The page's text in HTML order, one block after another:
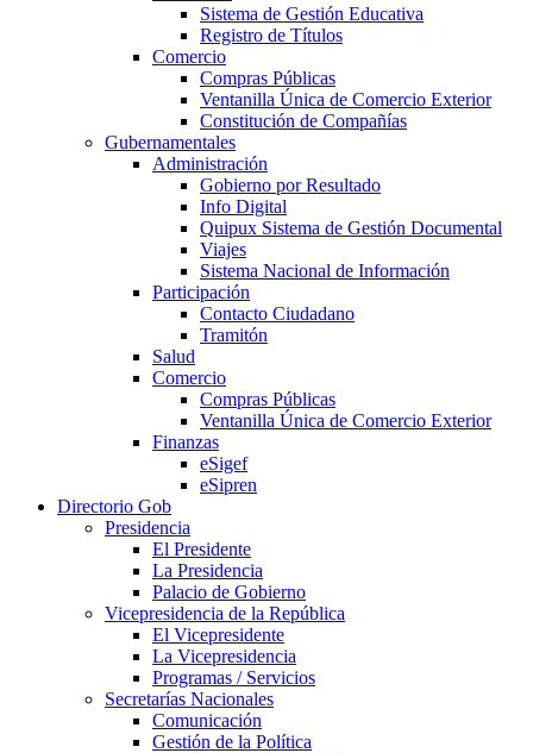
Sistema de Gestión Educativa
Registro de Títulos
Comercio
Compras Públicas
Ventanilla Única de Comercio Exterior
Constitución de Compañías
Gubernamentales
Administración
Gobierno por Resultado
Info Digital
Quipux Sistema de Gestión Documental
Viajes
Sistema Nacional de Información
Participación
Contacto Ciudadano
Tramitón
Salud
Comercio
Compras Públicas
Ventanilla Única de Comercio Exterior
Finanzas
eSigef
eSipren
Directorio Gob
Presidencia
El Presidente
La Presidencia
Palacio de Gobierno
Vicepresidencia de la República
El Vicepresidente
La Vicepresidencia
Programas / Servicios
Secretarías Nacionales
Comunicación
Gestión de la Política